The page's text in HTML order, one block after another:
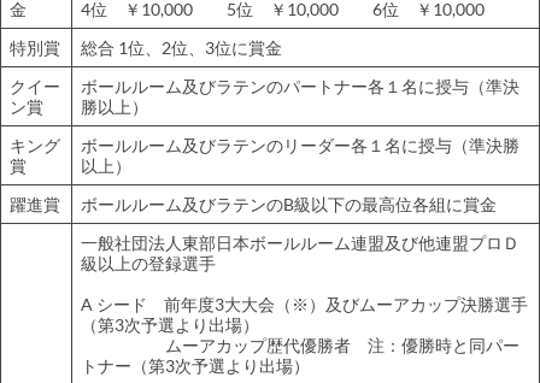
金
4位 ￥10,000 5位 ￥10,000 6位 ￥10,000
特別賞
総合 1位、2位、3位に賞金
クイー
ン賞
ボールルーム及びラテンのパートナー各１名に授与（準決
勝以上）
キング
賞
ボールルーム及びラテンのリーダー各１名に授与（準決勝
以上）
躍進賞
ボールルーム及びラテンのB級以下の最高位各組に賞金
一般社団法人東部日本ボールルーム連盟及び他連盟プロＤ
級以上の登録選手
A シード 前年度3大大会（※）及びムーアカップ決勝選手
（第3次予選より出場）
ムーアカップ歴代優勝者 注：優勝時と同パー
トナー（第3次予選より出場）